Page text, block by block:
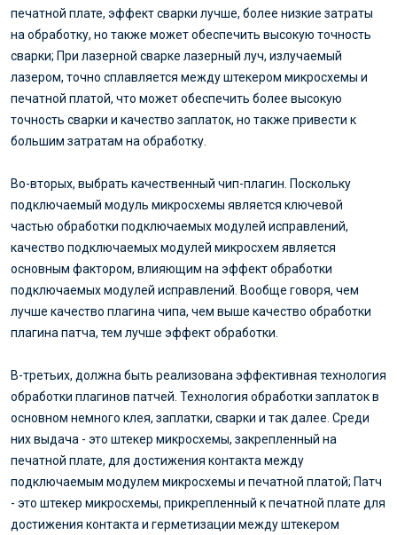
печатной плате, эффект сварки лучше, более низкие затраты
на обработку, но также может обеспечить высокую точность
сварки; При лазерной сварке лазерный луч, излучаемый
лазером, точно сплавляется между штекером микросхемы и
печатной платой, что может обеспечить более высокую
точность сварки и качество заплаток, но также привести к
большим затратам на обработку.
Во-вторых, выбрать качественный чип-плагин. Поскольку
подключаемый модуль микросхемы является ключевой
частью обработки подключаемых модулей исправлений,
качество подключаемых модулей микросхем является
основным фактором, влияющим на эффект обработки
подключаемых модулей исправлений. Вообще говоря, чем
лучше качество плагина чипа, чем выше качество обработки
плагина патча, тем лучше эффект обработки.
В-третьих, должна быть реализована эффективная технология
обработки плагинов патчей. Технология обработки заплаток в
основном немного клея, заплатки, сварки и так далее. Среди
них выдача - это штекер микросхемы, закрепленный на
печатной плате, для достижения контакта между
подключаемым модулем микросхемы и печатной платой; Патч
- это штекер микросхемы, прикрепленный к печатной плате для
достижения контакта и герметизации между штекером